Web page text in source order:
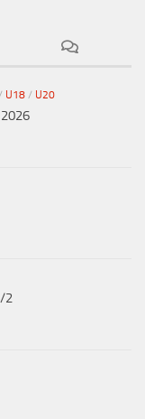
U18 / U20
2